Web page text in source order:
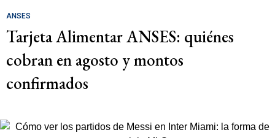
ANSES
Tarjeta Alimentar ANSES: quiénes
cobran en agosto y montos
confirmados